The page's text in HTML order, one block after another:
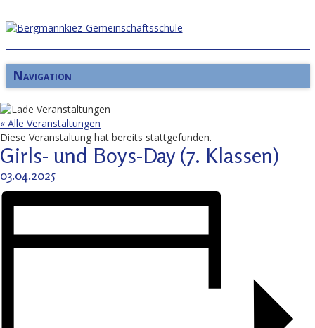
Navigation
« Alle Veranstaltungen
Diese Veranstaltung hat bereits stattgefunden.
Girls- und Boys-Day (7. Klassen)
03.04.2025